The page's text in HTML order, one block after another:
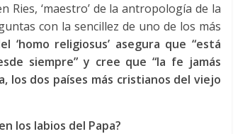
Ries, ‘maestro’ de la antropología de la
con la sencillez de uno de los más
‘homo religiosus’ asegura que “está
siempre” y cree que “la fe jamás
los dos países más cristianos del viejo
los labios del Papa?